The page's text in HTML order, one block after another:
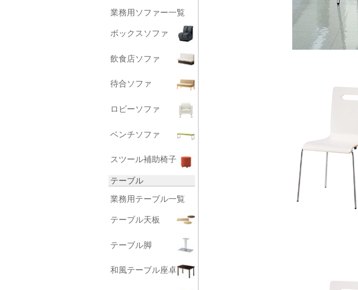
業務用ソファー一覧
ボックスソファ
飲食店ソファ
待合ソファ
ロビーソファ
ベンチソファ
スツール補助椅子
テーブル
業務用テーブル一覧
テーブル天板
テーブル脚
和風テーブル座卓